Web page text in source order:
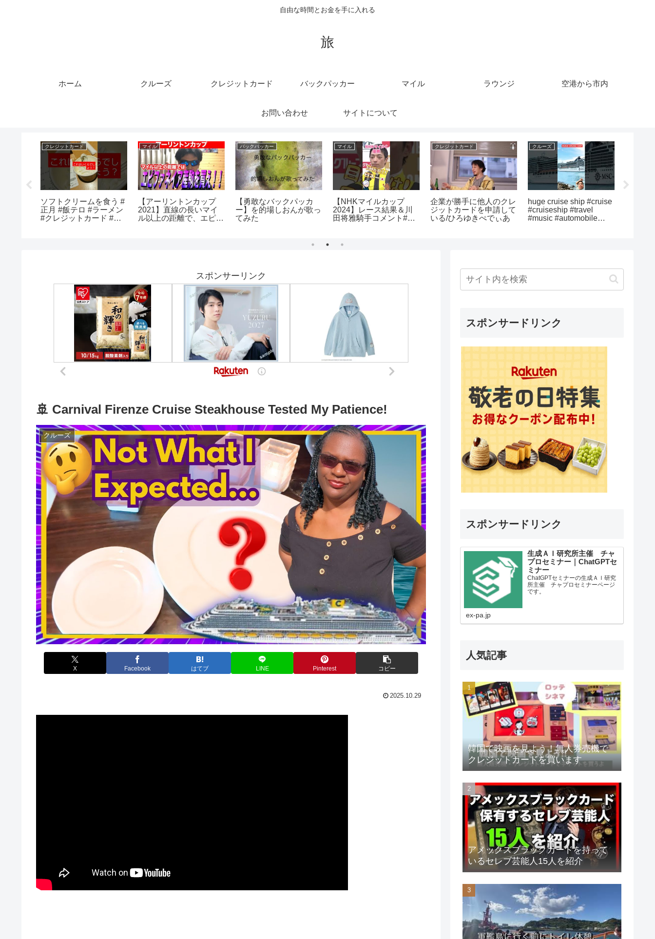
自由な時間とお金を手に入れる
旅
ホーム クルーズ クレジットカード バックパッカー マイル ラウンジ 空港から市内
お問い合わせ サイトについて
クレジットカード
ソフトクリームを食う #
正月 #飯テロ #ラーメン
#クレジットカード #グ
マイル
【アーリントンカップ
2021】直線の長いマイ
ル以上の距離で、エピフ
バックパッカー
【勇敢なバックパッカ
ー】を的場しおんが歌っ
てみた
マイル
【NHKマイルカップ
2024】レース結果＆川
田将雅騎手コメント#競
クレジットカード
企業が勝手に他人のクレ
ジットカードを申請して
いる/ひろゆきぺでぃあ
クルーズ
huge cruise ship #cruise
#cruiseship #travel
#music #automobile
スポンサーリンク
🚢 Carnival Firenze Cruise Steakhouse Tested My Patience!
クルーズ
X Facebook はてブ LINE Pinterest コピー
2025.10.29
スポンサードリンク
スポンサードリンク
生成ＡＩ研究所主催 チャ
プロセミナー｜ChatGPTセ
ミナー
ChatGPTセミナーの生成ＡＩ研究
所主催 チャプロセミナーページ
です。
ex-pa.jp
人気記事
韓国で映画を見よう！無人券売機で
クレジットカードを買います
アメックスブラックカードを持って
いるセレブ芸能人15人を紹介